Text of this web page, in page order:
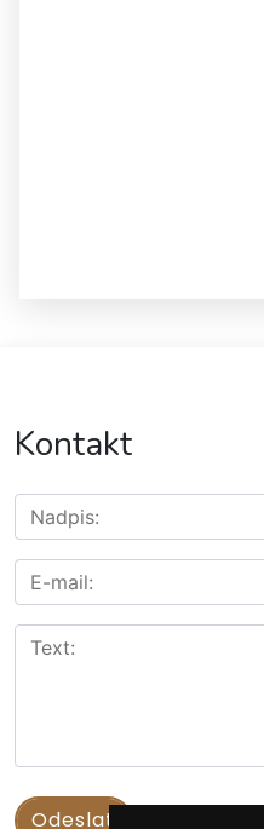
Kontakt